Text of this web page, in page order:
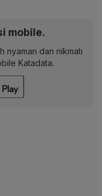
mobile.
nyaman dan nikmati
Katadata.